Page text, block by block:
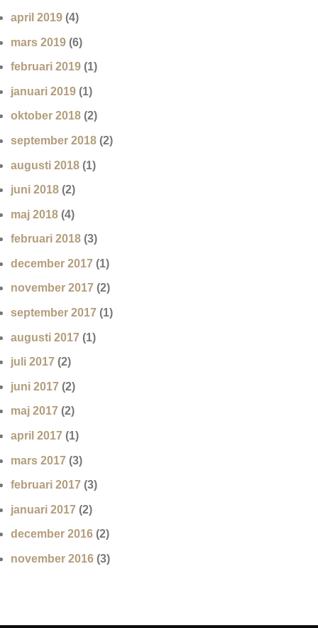
april 2019 (4)
mars 2019 (6)
februari 2019 (1)
januari 2019 (1)
oktober 2018 (2)
september 2018 (2)
augusti 2018 (1)
juni 2018 (2)
maj 2018 (4)
februari 2018 (3)
december 2017 (1)
november 2017 (2)
september 2017 (1)
augusti 2017 (1)
juli 2017 (2)
juni 2017 (2)
maj 2017 (2)
april 2017 (1)
mars 2017 (3)
februari 2017 (3)
januari 2017 (2)
december 2016 (2)
november 2016 (3)